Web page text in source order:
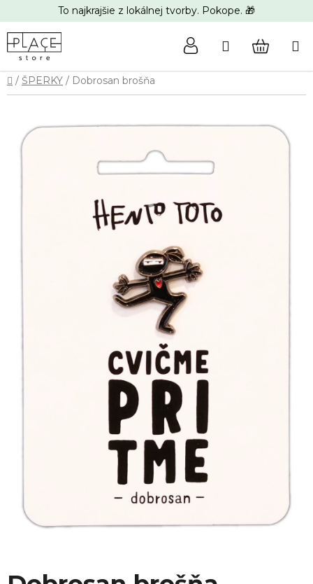
na
obsah
To najkrajšie z lokálnej tvorby. Pokope. 🎁
Hľadať
Domov
/ ŠPERKY / Dobrosan brošňa